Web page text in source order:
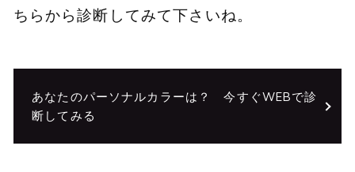
ちらから診断してみて下さいね。
あなたのパーソナルカラーは？ 今すぐWEBで診
断してみる